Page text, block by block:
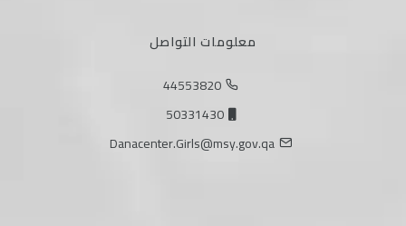
معلومات التواصل
44553820
50331430
Danacenter.Girls@msy.gov.qa